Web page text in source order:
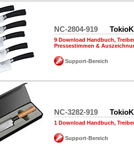
NC-2804-919
9 Download Handbuch,
Pressestimmen &
Support-Bereich
NC-3282-919
1 Download Handbuch,
Support-Bereich